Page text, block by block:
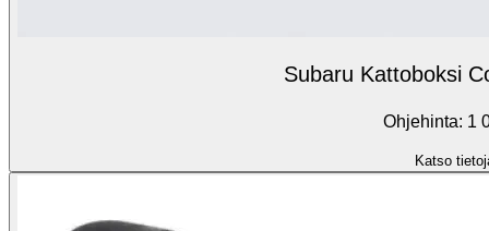
Subaru Kattoboksi
Ohjehinta: 1
Katso